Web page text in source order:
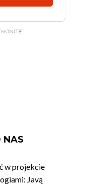
NAS
w projekcie
Javą